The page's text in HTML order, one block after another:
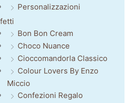
Personalizzazioni
Bon Bon Cream
Choco Nuance
Cioccomandorla Classico
Colour Lovers By Enzo
Miccio
Confezioni Regalo